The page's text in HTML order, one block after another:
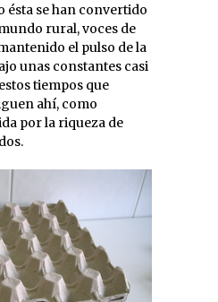
ésta se han convertido
rural, voces de
el pulso de la
unas constantes casi
tiempos que
ahí, como
por la riqueza de